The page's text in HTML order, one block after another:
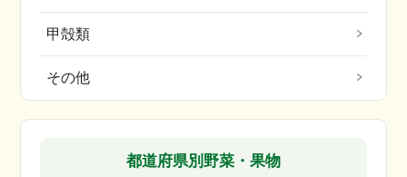
甲殻類
その他
都道府県別野菜・果物